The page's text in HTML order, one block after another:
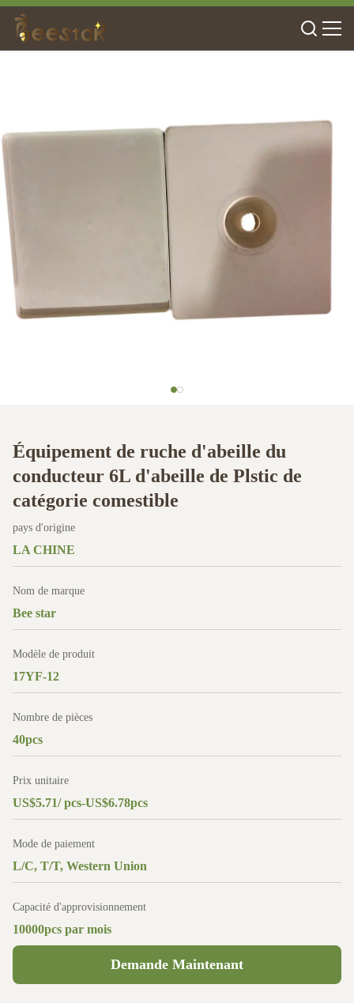
Équipement de ruche d'abeille du
conducteur 6L d'abeille de Plstic de
catégorie comestible
pays d'origine
LA CHINE
Nom de marque
Bee star
Modèle de produit
17YF-12
Nombre de pièces
40pcs
Prix unitaire
US$5.71/ pcs-US$6.78pcs
Mode de paiement
L/C, T/T, Western Union
Capacité d'approvisionnement
10000pcs par mois
Demande Maintenant